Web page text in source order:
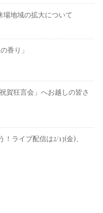
場地域の拡大について
香り」
賀狂言会」へお越しの皆さ
ライブ配信は2/13(金)、